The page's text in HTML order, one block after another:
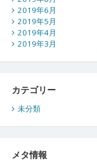
2019年6月
2019年5月
2019年4月
2019年3月
カテゴリー
未分類
メタ情報